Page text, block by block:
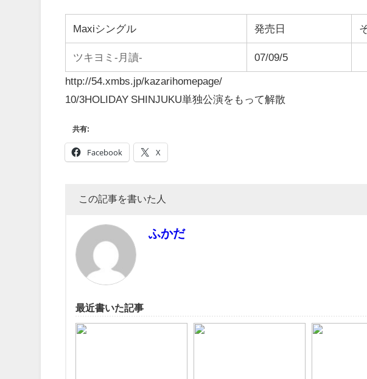
Maxiシングル 発売日
ツキヨミ-月讀- 07/09/5
http://54.xmbs.jp/kazarihomepage/
10/3HOLIDAY SHINJUKU単独公演をもって解散
共有:
Facebook X
この記事を書いた人
ふかだ
最近書いた記事